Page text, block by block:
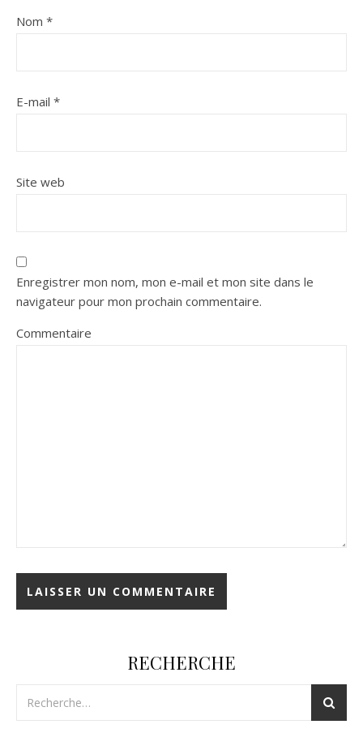
Nom *
E-mail *
Site web
Enregistrer mon nom, mon e-mail et mon site dans le
navigateur pour mon prochain commentaire.
Commentaire
RECHERCHE